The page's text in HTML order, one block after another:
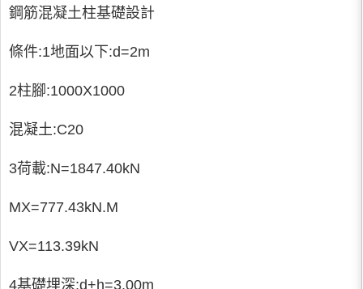
鋼筋混凝土柱基礎設計
條件:1地面以下:d=2m
2柱腳:1000X1000
混凝土:C20
3荷載:N=1847.40kN
MX=777.43kN.M
VX=113.39kN
4基礎埋深:d+h=3.00m